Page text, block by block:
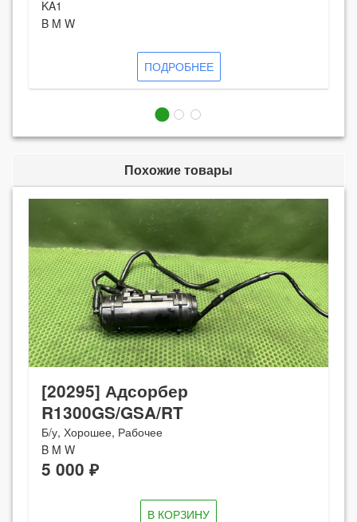
KA1
B M W
ПОДРОБНЕЕ
Похожие товары
[20295] Адсорбер
R1300GS/GSA/RT
Б/у, Хорошее, Рабочее
B M W
5 000 ₽
В КОРЗИНУ